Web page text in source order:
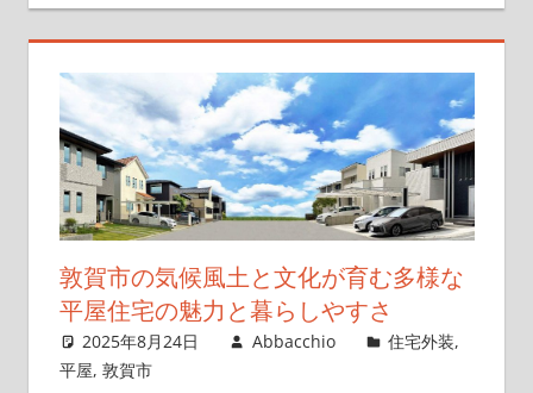
敦賀市の気候風土と文化が育む多様な
平屋住宅の魅力と暮らしやすさ
2025年8月24日 Abbacchio 住宅外装,
平屋, 敦賀市